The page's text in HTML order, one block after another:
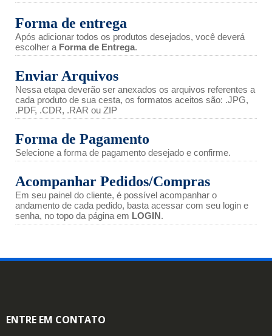
Forma de entrega
Após adicionar todos os produtos desejados, você deverá
escolher a Forma de Entrega.
Enviar Arquivos
Nessa etapa deverão ser anexados os arquivos referentes a
cada produto de sua cesta, os formatos aceitos são: .JPG,
.PDF, .CDR, .RAR ou ZIP
Forma de Pagamento
Selecione a forma de pagamento desejado e confirme.
Acompanhar Pedidos/Compras
Em seu painel do cliente, é possível acompanhar o
andamento de cada pedido, basta acessar com seu login e
senha, no topo da página em LOGIN.
ENTRE EM CONTATO